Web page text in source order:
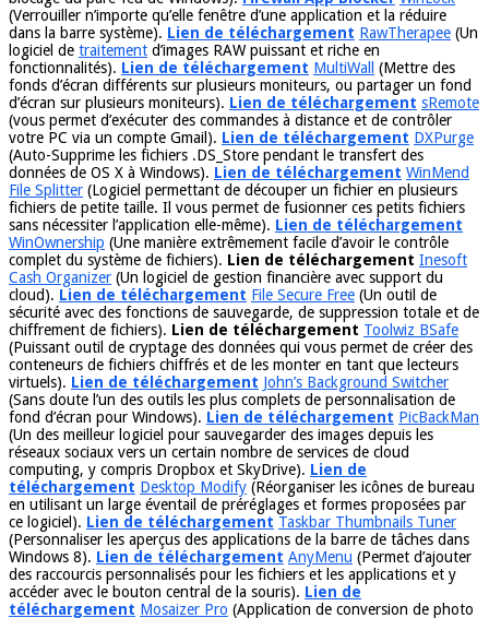
(Verrouiller n’importe qu’elle fenêtre d’une application et la réduire
dans la barre système). Lien de téléchargement RawTherapee (Un
logiciel de traitement d’images RAW puissant et riche en
fonctionnalités). Lien de téléchargement MultiWall
(Mettre des
fonds d’écran différents sur plusieurs moniteurs, ou partager un fond
d’écran sur plusieurs moniteurs). Lien de téléchargement sRemote
(vous permet d’exécuter des commandes à distance et de contrôler
votre PC via un compte Gmail). Lien de téléchargement DXPurge
(Auto-Supprime les fichiers .DS_Store pendant le transfert des
données de OS X à Windows). Lien de téléchargement WinMend
File Splitter (Logiciel permettant de découper un fichier en plusieurs
fichiers de petite taille. Il vous permet de fusionner ces petits fichiers
sans nécessiter l’application elle-même). Lien de téléchargement
WinOwnership (Une manière extrêmement facile d’avoir le contrôle
complet du système de fichiers). Lien de téléchargement Inesoft
Cash Organizer (Un logiciel de gestion financière avec support du
cloud). Lien de téléchargement File Secure Free (Un outil de
sécurité avec des fonctions de sauvegarde, de suppression totale et de
chiffrement de fichiers). Lien de téléchargement Toolwiz BSafe
(Puissant outil de cryptage des données qui vous permet de créer des
conteneurs de fichiers chiffrés et de les monter en tant que lecteurs
virtuels). Lien de téléchargement John’s Background Switcher
(Sans doute l’un des outils les plus complets de personnalisation de
fond d’écran pour Windows). Lien de téléchargement PicBackMan
(Un des meilleur logiciel pour sauvegarder des images depuis les
réseaux sociaux vers un certain nombre de services de cloud
computing, y compris Dropbox et SkyDrive). Lien de
téléchargement Desktop Modify (Réorganiser les icônes de bureau
en utilisant un large éventail de préréglages et formes proposées par
ce logiciel). Lien de téléchargement Taskbar Thumbnails Tuner
(Personnaliser les aperçus des applications de la barre de tâches dans
Windows 8). Lien de téléchargement AnyMenu (Permet d’ajouter
des raccourcis personnalisés pour les fichiers et les applications et y
accéder avec le bouton central de la souris). Lien de
téléchargement Mosaizer Pro (Application de conversion de photo